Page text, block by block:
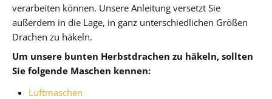
verarbeiten können. Unsere Anleitung versetzt Sie
außerdem in die Lage, in ganz unterschiedlichen Größen
Drachen zu häkeln.
Um unsere bunten Herbstdrachen zu häkeln, sollten
Sie folgende Maschen kennen:
Luftmaschen